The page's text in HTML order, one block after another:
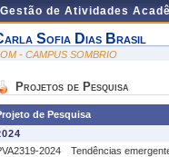
de Atividades
Sofia Dias Brasil
- CAMPUS SOMBRIO
Projetos de Pesquisa
de Pesquisa
2024
Tendências